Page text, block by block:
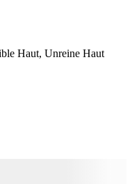
Haut, Unreine Haut